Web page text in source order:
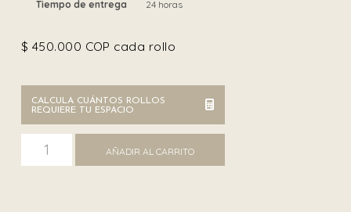
Tiempo de entrega
24 horas
$ 450.000 COP cada rollo
CALCULA CUÁNTOS ROLLOS
REQUIERE TU ESPACIO
AÑADIR AL CARRITO